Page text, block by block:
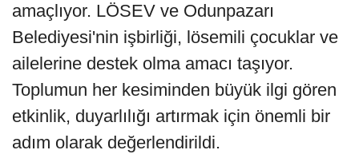
amaçlıyor. LÖSEV ve Odunpazarı
Belediyesi'nin işbirliği, lösemili çocuklar ve
ailelerine destek olma amacı taşıyor.
Toplumun her kesiminden büyük ilgi gören
etkinlik, duyarlılığı artırmak için önemli bir
adım olarak değerlendirildi.